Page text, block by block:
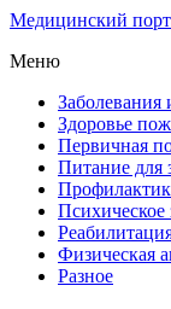
Медицинский
Меню
Заболевания
Здоровье
Первичная
Питание для
Психическое
Физическая
Разное